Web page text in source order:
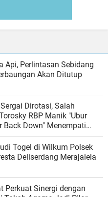
Api, Perlintasan Sebidang
Akan Ditutup
Dirotasi, Salah
RBP Manik "Ubur
Back Down" Menempati
Togel di Wilkum Polsek
Deliserdang Merajalela
Perkuat Sinergi dengan